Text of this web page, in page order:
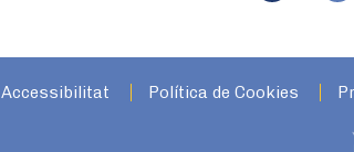
Accessibilitat Política de Cookies